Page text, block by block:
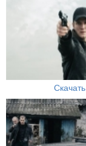
Скачать